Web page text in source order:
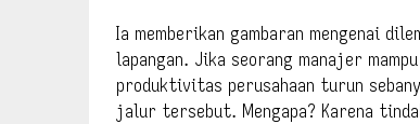
Ia memberikan gambaran mengenai
lapangan. Jika seorang manajer
produktivitas perusahaan turun
jalur tersebut. Mengapa? Karena